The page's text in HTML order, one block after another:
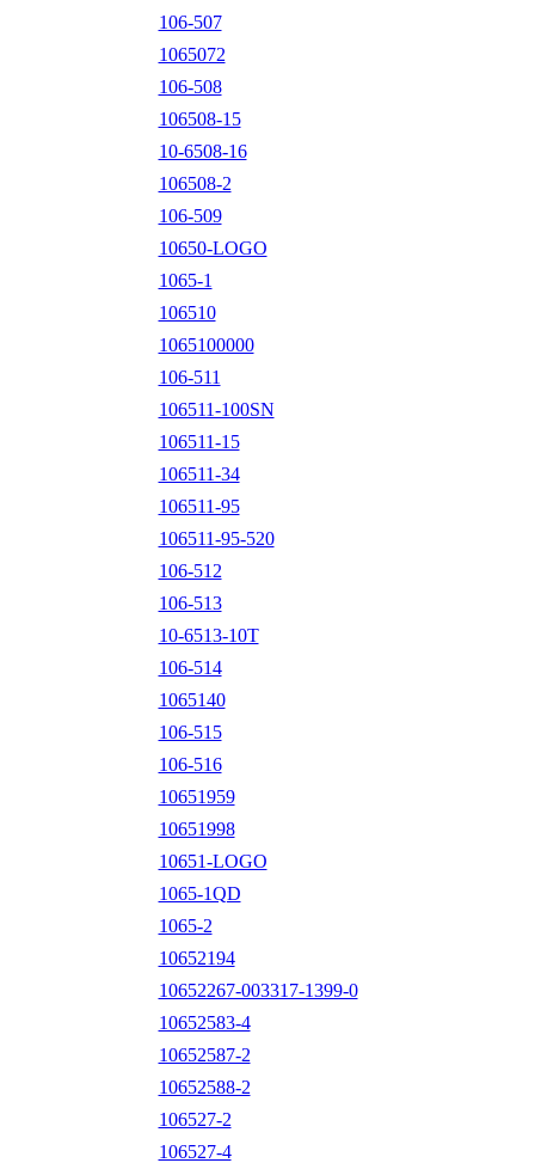
106-507
1065072
106-508
106508-15
10-6508-16
106508-2
106-509
10650-LOGO
1065-1
106510
1065100000
106-511
106511-100SN
106511-15
106511-34
106511-95
106511-95-520
106-512
106-513
10-6513-10T
106-514
1065140
106-515
106-516
10651959
10651998
10651-LOGO
1065-1QD
1065-2
10652194
10652267-003317-1399-0
10652583-4
10652587-2
10652588-2
106527-2
106527-4